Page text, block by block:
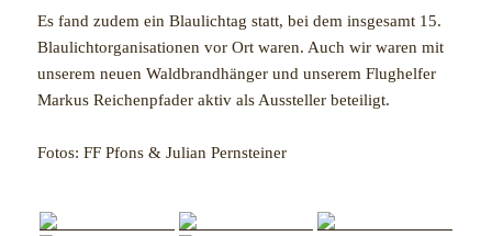
Es fand zudem ein Blaulichtag statt, bei dem insgesamt 15.
Blaulichtorganisationen vor Ort waren. Auch wir waren mit
unserem neuen Waldbrandhänger und unserem Flughelfer
Markus Reichenpfader aktiv als Aussteller beteiligt.
Fotos: FF Pfons & Julian Pernsteiner